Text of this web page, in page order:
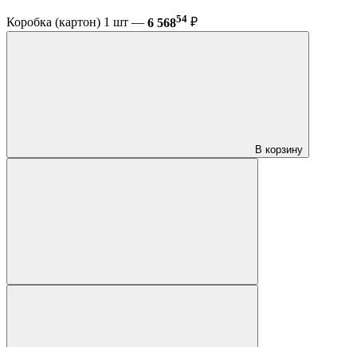
Коробка (картон) 1 шт — 6 56854 ₽
В корзину